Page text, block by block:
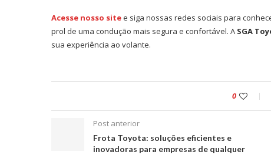
Acesse nosso sitee siga nossas redes sociais para
prol de uma condução mais segura e confortável. A SGA
sua experiência ao volante.
0
Post anterior
Frota Toyota: soluções eficientes e
inovadoras para empresas de qualquer